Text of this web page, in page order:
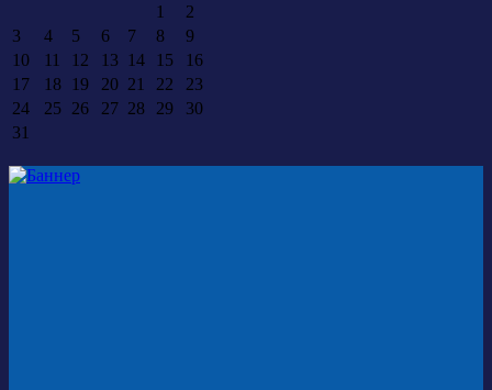
1
2
3
4 5 6 7 8
9
10
11 12 13 14 15
16
17
18 19 20 21 22
23
24
25 26 27 28 29
30
31